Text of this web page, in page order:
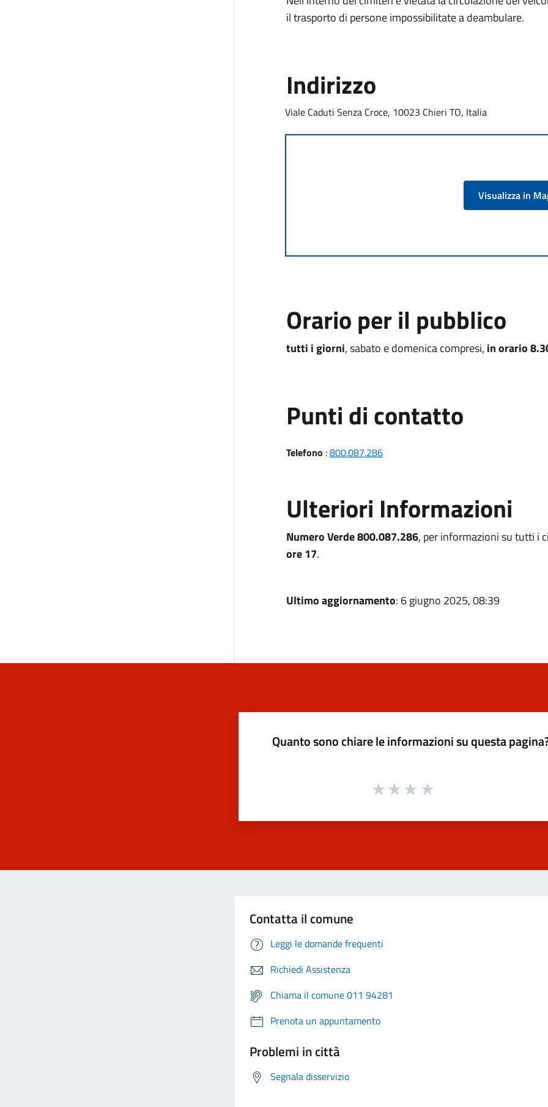
il trasporto di persone impossibilitate a deambulare.
Indirizzo
Viale Caduti Senza Croce, 10023 Chieri TO, Italia
Visualizza in
Orario per il pubblico
tutti i giorni, sabato e domenica compresi, in orario
Punti di contatto
Telefono :800.087.286
Ulteriori Informazioni
Numero Verde 800.087.286, per informazioni su tutti i
ore 17.
Ultimo aggiornamento: 6 giugno 2025, 08:39
Quanto sono chiare le informazioni su questa
Contatta il comune
Leggi le domande frequenti
Richiedi Assistenza
Chiama il comune 011 94281
Prenota un appuntamento
Problemi in città
Segnala disservizio